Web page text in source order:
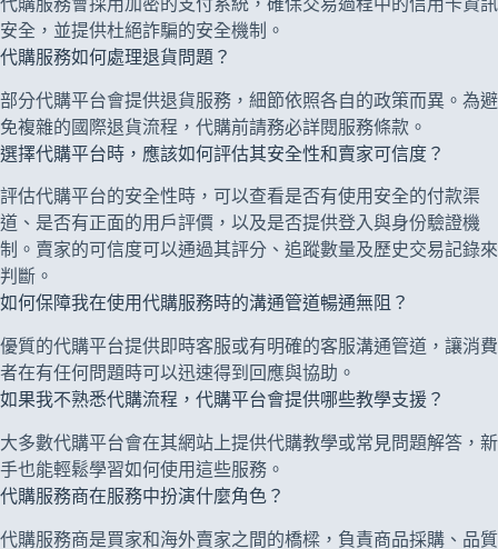
安全，並提供杜絕詐騙的安全機制。
代購服務如何處理退貨問題？
部分代購平台會提供退貨服務，細節依照各自的政策而異。為避
免複雜的國際退貨流程，代購前請務必詳閱服務條款。
選擇代購平台時，應該如何評估其安全性和賣家可信度？
評估代購平台的安全性時，可以查看是否有使用安全的付款渠
道、是否有正面的用戶評價，以及是否提供登入與身份驗證機
制。賣家的可信度可以通過其評分、追蹤數量及歷史交易記錄來
判斷。
如何保障我在使用代購服務時的溝通管道暢通無阻？
優質的代購平台提供即時客服或有明確的客服溝通管道，讓消費
者在有任何問題時可以迅速得到回應與協助。
如果我不熟悉代購流程，代購平台會提供哪些教學支援？
大多數代購平台會在其網站上提供代購教學或常見問題解答，新
手也能輕鬆學習如何使用這些服務。
代購服務商在服務中扮演什麼角色？
代購服務商是買家和海外賣家之間的橋樑，負責商品採購、品質